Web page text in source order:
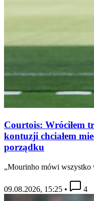
Courtois: Wróciłem
kontuzji chciałem
porządku
„Mourinho mówi wszystko
09.08.2026, 15:25 • 4